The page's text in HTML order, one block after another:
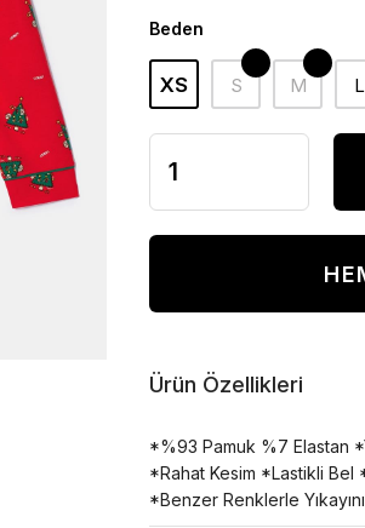
Beden
XS S M L
Ürün Özellikleri
*%93 Pamuk %7 Elastan
*Rahat Kesim *Lastikli
*Benzer Renklerle